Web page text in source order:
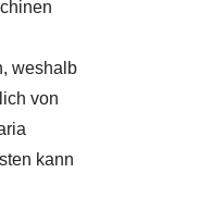
weshalb
von
kann